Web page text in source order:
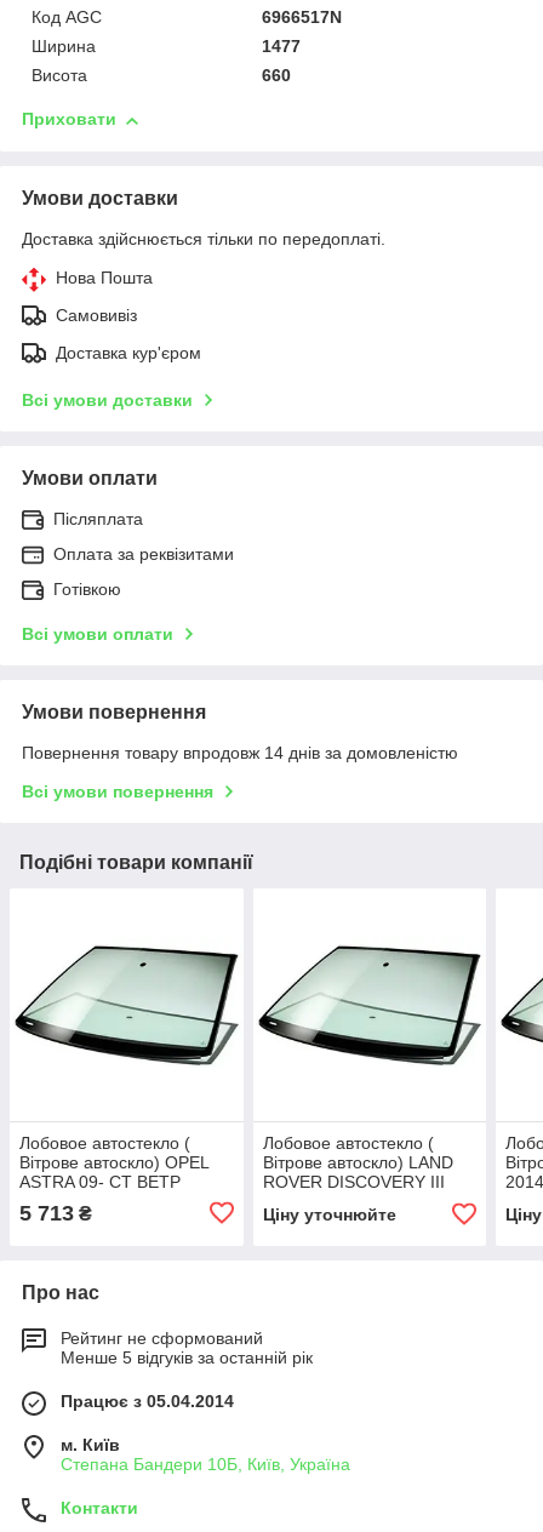
Код AGC
6966517N
Ширина
1477
Висота
660
Приховати
Умови доставки
Доставка здійснюється тільки по передоплаті.
Нова Пошта
Самовивіз
Доставка кур'єром
Всі умови доставки
Умови оплати
Післяплата
Оплата за реквізитами
Готівкою
Всі умови оплати
Умови повернення
Повернення товару впродовж 14 днів за домовленістю
Всі умови повернення
Подібні товари компанії
Лобовое автостекло (
Вітрове автоскло) OPEL
ASTRA 09- СТ ВЕТР
5 713 ₴
Лобовое автостекло (
Вітрове автоскло) LAND
ROVER DISCOVERY III
ЭО+VIN+УО
Ціну уточнюйте
Про нас
Рейтинг не сформований
Менше 5 відгуків за останній рік
Працює з 05.04.2014
м. Київ
Степана Бандери 10Б, Київ, Україна
Контакти